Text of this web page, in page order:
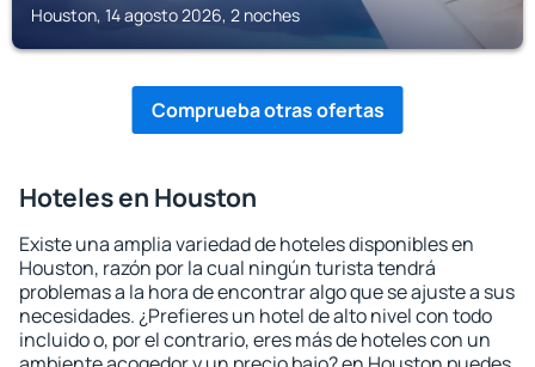
Houston, 14 agosto 2026, 2 noches
Comprueba otras ofertas
Hoteles en Houston
Existe una amplia variedad de hoteles disponibles en
Houston, razón por la cual ningún turista tendrá
problemas a la hora de encontrar algo que se ajuste a sus
necesidades. ¿Prefieres un hotel de alto nivel con todo
incluido o, por el contrario, eres más de hoteles con un